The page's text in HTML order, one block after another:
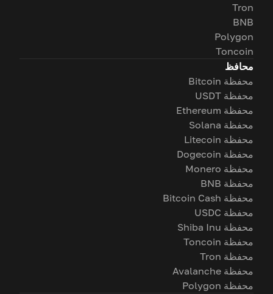
Tron
BNB
Polygon
Toncoin
محافظ
محفظة Bitcoin
محفظة USDT
محفظة Ethereum
محفظة Solana
محفظة Litecoin
محفظة Dogecoin
محفظة Monero
محفظة BNB
محفظة Bitcoin Cash
محفظة USDC
محفظة Shiba Inu
محفظة Toncoin
محفظة Tron
محفظة Avalanche
محفظة Polygon